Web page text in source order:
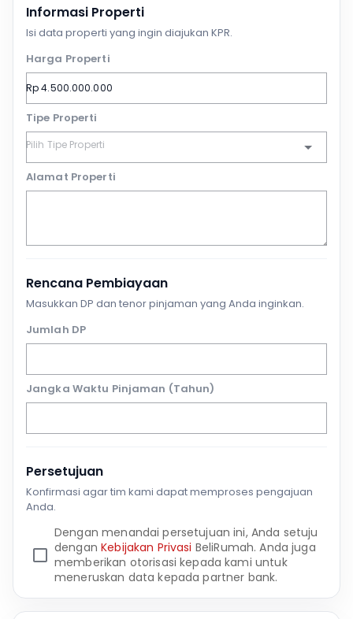
Informasi Properti
Isi data properti yang ingin diajukan KPR.
Harga Properti
Tipe Properti
Alamat Properti
Rencana Pembiayaan
Masukkan DP dan tenor pinjaman yang Anda inginkan.
Jumlah DP
Jangka Waktu Pinjaman (Tahun)
Persetujuan
Konfirmasi agar tim kami dapat memproses pengajuan
Anda.
Dengan menandai persetujuan ini, Anda setuju
denganKebijakan Privasi BeliRumah. Anda juga
memberikan otorisasi kepada kami untuk
meneruskan data kepada partner bank.